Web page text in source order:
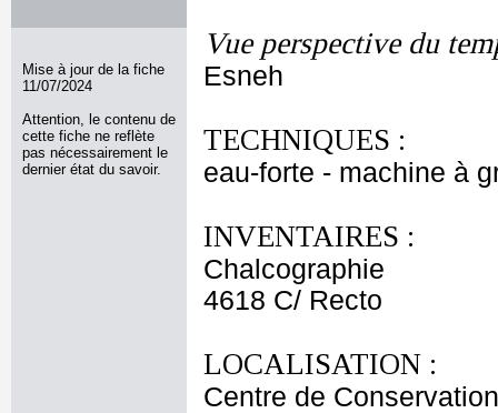
Mise à jour de la fiche
11/07/2024
Attention, le contenu de
cette fiche ne reflète
pas nécessairement le
dernier état du savoir.
Vue perspective du
Esneh
TECHNIQUES :
eau-forte - machine à
INVENTAIRES :
Chalcographie
4618 C/ Recto
LOCALISATION :
Centre de